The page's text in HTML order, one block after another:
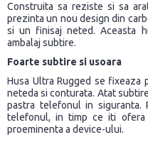
Construita sa reziste si sa
prezinta un nou design din
si un finisaj neted. Aceasta
ambalaj subtire.
Foarte subtire si usoara
Husa Ultra Rugged se
neteda si conturata. Atat
pastra telefonul in siguranta.
telefonul, in timp ce iti ofera
proeminenta a device-ului.